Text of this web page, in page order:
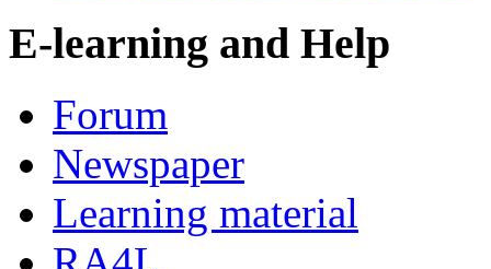
E-learning and Help
Forum
Newspaper
Learning material